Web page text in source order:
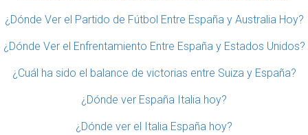
¿Dónde Ver el Partido de Fútbol Entre España y Australia Hoy?
¿Dónde Ver el Enfrentamiento Entre España y Estados Unidos?
¿Cuál ha sido el balance de victorias entre Suiza y España?
¿Dónde ver España Italia hoy?
¿Dónde ver el Italia España hoy?